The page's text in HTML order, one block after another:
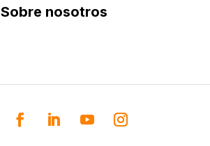
Sobre nosotros